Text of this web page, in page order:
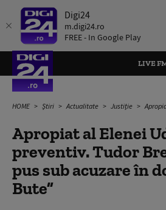
Digi24
m.digi24.ro
FREE - In Google Play
LIVE
HOME Știri Actualitate Justiție Apropiat al Elenei
Apropiat al Elenei
preventiv. Tudor
pus sub acuzare în
Bute”